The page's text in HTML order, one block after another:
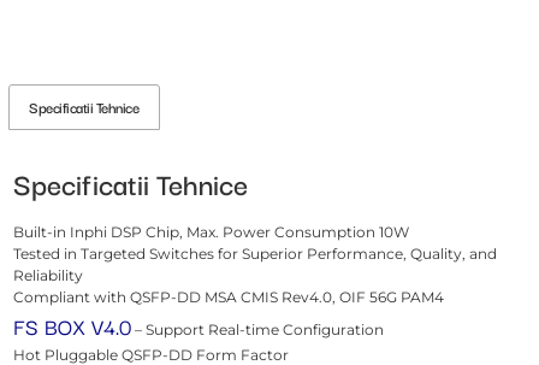
Specificatii Tehnice
Specificatii Tehnice
Built-in Inphi DSP Chip, Max. Power Consumption 10W
Tested in Targeted Switches for Superior Performance, Quality, and
Reliability
Compliant with QSFP-DD MSA CMIS Rev4.0, OIF 56G PAM4
FS BOX V4.0 – Support Real-time Configuration
Hot Pluggable QSFP-DD Form Factor